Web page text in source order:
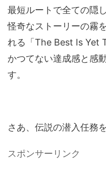
最短ルートで全ての隠
怪奇なストーリーの霧
れる「The Best Is Yet
かつてない達成感と感
す。
さあ、伝説の潜入任務
スポンサーリンク